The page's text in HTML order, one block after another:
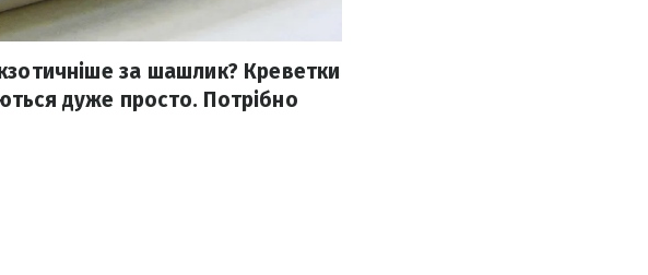
за шашлик? Креветки
дуже просто. Потрібно